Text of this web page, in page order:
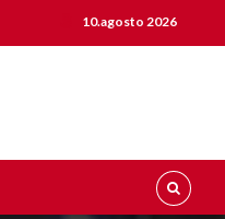
10.agosto 2026